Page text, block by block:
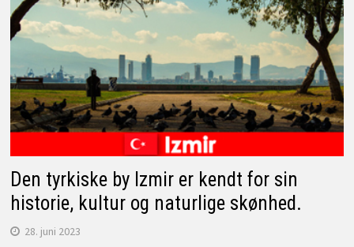
Den tyrkiske by Izmir er kendt for sin
historie, kultur og naturlige skønhed.
28. juni 2023